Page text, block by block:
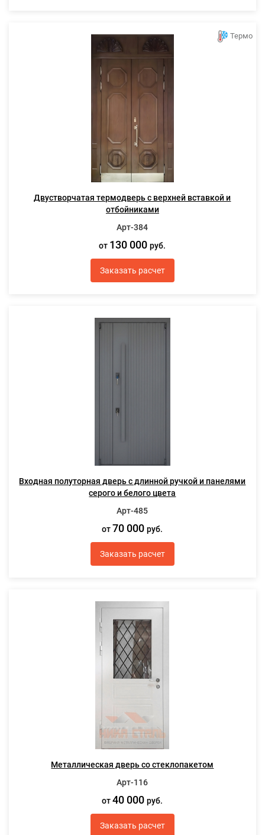
Термо
Двустворчатая термодверь с верхней вставкой и
отбойниками
Арт-384
от 130 000руб.
Заказать расчет
Входная полуторная дверь с длинной ручкой и панелями
серого и белого цвета
Арт-485
от 70 000руб.
Заказать расчет
Металлическая дверь со стеклопакетом
Арт-116
от40 000руб.
Заказать расчет